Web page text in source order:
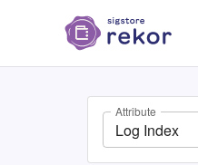
Attribute
Log Index